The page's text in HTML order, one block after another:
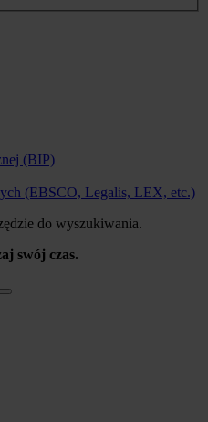
(BIP)
(EBSCO, Legalis, LEX, etc.)
do wyszukiwania.
swój czas.